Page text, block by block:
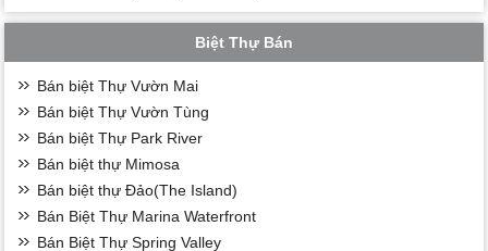
Biệt Thự Bán
Bán biệt Thự Vườn Mai
Bán biệt Thự Vườn Tùng
Bán biệt Thự Park River
Bán biệt thự Mimosa
Bán biệt thự Đảo(The Island)
Bán Biệt Thự Marina Waterfront
Bán Biệt Thự Spring Valley